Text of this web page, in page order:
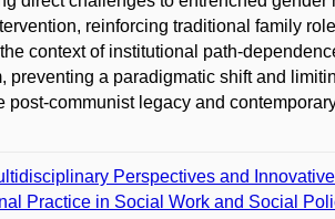
reinforcing traditional family
context of institutional path-
a paradigmatic shift and
communist legacy and
Perspectives and
Practice in Social Work and Social